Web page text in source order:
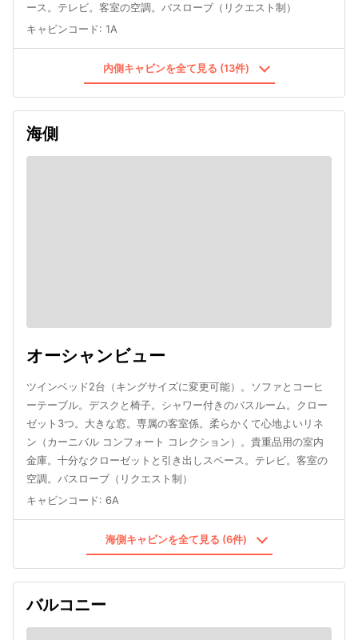
ース。テレビ。客室の空調。バスローブ（リクエスト制）
キャビンコード: 1A
内側キャビンを全て見る (13件)
海側
オーシャンビュー
ツインベッド2台（キングサイズに変更可能）。ソファとコーヒ
ーテーブル。デスクと椅子。シャワー付きのバスルーム。クロー
ゼット3つ。大きな窓。専属の客室係。柔らかくて心地よいリネ
ン（カーニバル コンフォート コレクション）。貴重品用の室内
金庫。十分なクローゼットと引き出しスペース。テレビ。客室の
空調。バスローブ（リクエスト制）
キャビンコード: 6A
海側キャビンを全て見る (6件)
バルコニー